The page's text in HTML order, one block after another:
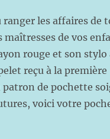
ranger les affaires de
de vos
rouge et son stylo
reçu à la première
de pochette
voici votre